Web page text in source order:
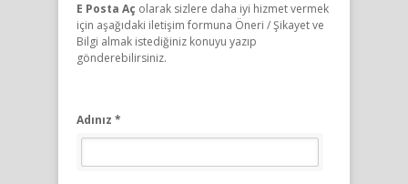
E Posta Aç olarak sizlere daha iyi hizmet vermek
için aşağıdaki iletişim formuna Öneri / Şikayet ve
Bilgi almak istediğiniz konuyu yazıp
gönderebilirsiniz.
Adınız *